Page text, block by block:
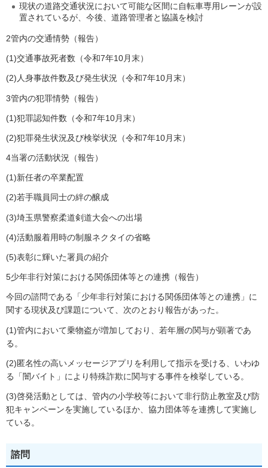
現状の道路交通状況において可能な区間に自転車専用レーンが設
置されているが、今後、道路管理者と協議を検討
2管内の交通情勢（報告）
(1)交通事故死者数（令和7年10月末）
(2)人身事故件数及び発生状況（令和7年10月末）
3管内の犯罪情勢（報告）
(1)犯罪認知件数（令和7年10月末）
(2)犯罪発生状況及び検挙状況（令和7年10月末）
4当署の活動状況（報告）
(1)新任者の卒業配置
(2)若手職員同士の絆の醸成
(3)埼玉県警察柔道剣道大会への出場
(4)活動服着用時の制服ネクタイの省略
(5)表彰に輝いた署員の紹介
5少年非行対策における関係団体等との連携（報告）
今回の諮問である「少年非行対策における関係団体等との連携」に
関する現状及び課題について、次のとおり報告があった。
(1)管内において乗物盗が増加しており、若年層の関与が顕著であ
る。
(2)匿名性の高いメッセージアプリを利用して指示を受ける、いわゆ
る「闇バイト」により特殊詐欺に関与する事件を検挙している。
(3)啓発活動としては、管内の小学校等において非行防止教室及び防
犯キャンペーンを実施しているほか、協力団体等を連携して実施し
ている。
諮問